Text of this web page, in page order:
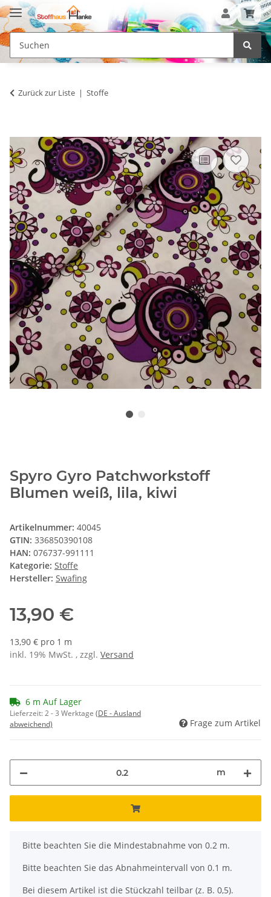
Zurück zur Liste Stoffe
Spyro Gyro Patchworkstoff
Blumen weiß, lila, kiwi
Artikelnummer: 40045
GTIN: 336850390108
HAN: 076737-991111
Kategorie: Stoffe
Hersteller: Swafing
13,90 €
13,90 € pro 1 m
inkl. 19% MwSt. , zzgl. Versand
6 m Auf Lager
Lieferzeit:2 - 3 Werktage (DE - Ausland
abweichend)
Frage zum Artikel
m
x
Bitte beachten Sie die Mindestabnahme von 0.2 m.
Bitte beachten Sie das Abnahmeintervall von 0.1 m.
Bei diesem Artikel ist die Stückzahl teilbar (z. B. 0,5).